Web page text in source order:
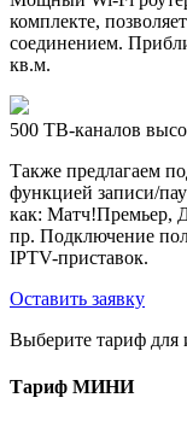
комплекте,
соединением.
кв.м.
500 ТВ-каналов
Также предлагаем
функцией записи/
как: Матч!Премьер,
пр. Подключение
IPTV-приставок.
Оставить заявку
Выберите тариф для
Тариф МИНИ